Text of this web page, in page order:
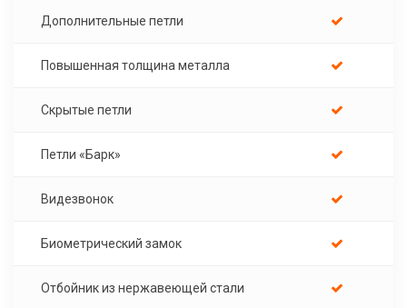
Дополнительные петли
Повышенная толщина металла
Скрытые петли
Петли «Барк»
Видезвонок
Биометрический замок
Отбойник из нержавеющей стали